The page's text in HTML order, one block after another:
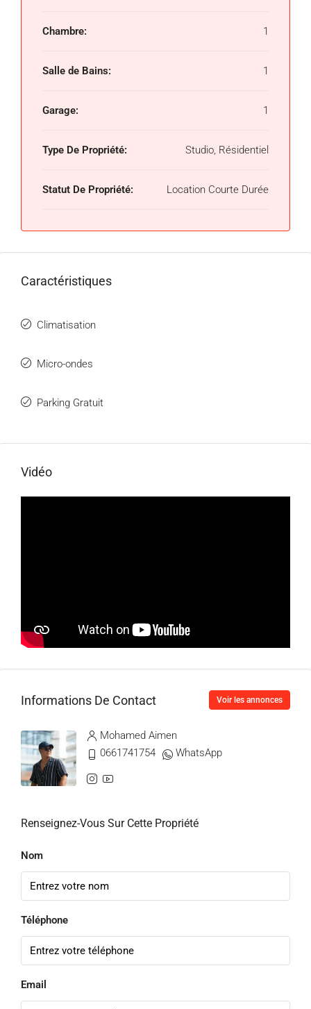
Chambre: 1
Salle de Bains: 1
Garage: 1
Type De Propriété: Studio, Résidentiel
Statut De Propriété: Location Courte Durée
Caractéristiques
Climatisation
Micro-ondes
Parking Gratuit
Vidéo
Informations De Contact Voir les annonces
Mohamed Aimen
0661741754
WhatsApp
Renseignez-Vous Sur Cette Propriété
Nom
Téléphone
Email